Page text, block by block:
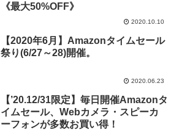
《最大50%OFF》
2020.10.10
【2020年6月】Amazonタイムセール
祭り(6/27～28)開催。
2020.06.23
【’20.12/31限定】毎日開催Amazonタ
イムセール、Webカメラ・スピーカ
ーフォンが多数お買い得！